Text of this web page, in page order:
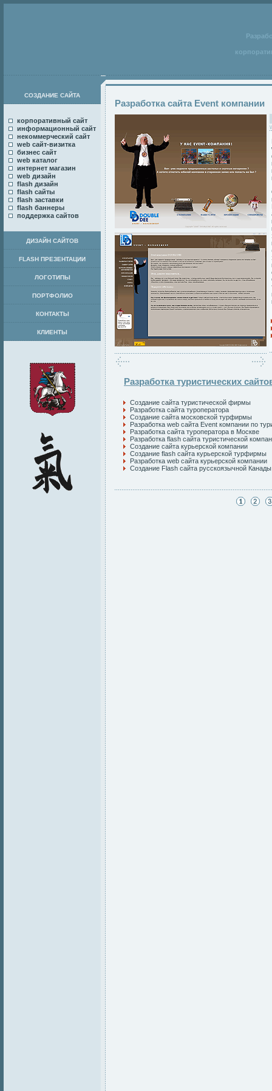
СОЗДАНИЕ САЙТА
корпоративный сайт
информационный сайт
некоммерческий сайт
web сайт-визитка
бизнес сайт
web каталог
интернет магазин
web дизайн
flash дизайн
flash сайты
flash заставки
flash баннеры
поддержка сайтов
ДИЗАЙН САЙТОВ
FLASH ПРЕЗЕНТАЦИИ
ЛОГОТИПЫ
ПОРТФОЛИО
КОНТАКТЫ
КЛИЕНТЫ
Разработка сайта Event компании
Разработка туристических
Создание сайта туристической фирмы
Разработка сайта туроператора
Создание сайта московской турфирмы
Разработка web сайта Event компании по
Разработка сайта туроператора в Москве
Разработка flash сайта туристической
Создание сайта курьерской компании
Создание flash сайта курьерской турфирмы
Разработка web сайта курьерской компании
Создание Flash сайта русскоязычной Канады